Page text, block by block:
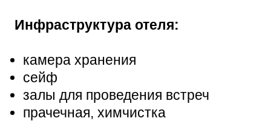
Инфраструктура отеля:
камера хранения
сейф
залы для проведения встреч
прачечная, химчистка